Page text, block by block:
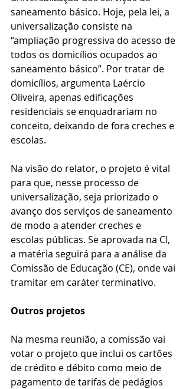
saneamento básico. Hoje, pela lei, a
universalização consiste na
“ampliação progressiva do acesso de
todos os domicílios ocupados ao
saneamento básico”. Por tratar de
domicílios, argumenta Laércio
Oliveira, apenas edificações
residenciais se enquadrariam no
conceito, deixando de fora creches e
escolas.
Na visão do relator, o projeto é vital
para que, nesse processo de
universalização, seja priorizado o
avanço dos serviços de saneamento
de modo a atender creches e
escolas públicas. Se aprovada na CI,
a matéria seguirá para a análise da
Comissão de Educação (CE), onde vai
tramitar em caráter terminativo.
Outros projetos
Na mesma reunião, a comissão vai
votar o projeto que inclui os cartões
de crédito e débito como meio de
pagamento de tarifas de pedágios